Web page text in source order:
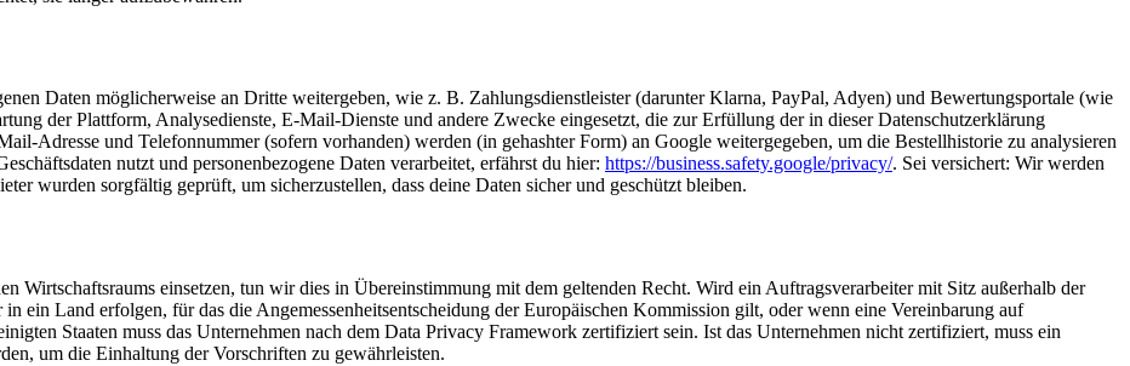
Daten möglicherweise an Dritte weitergeben, wie z. B. Zahlungsdienstleister (darunter Klarna, PayPal, Adyen) und Bewertungsportale (wie
der Plattform, Analysedienste, E-Mail-Dienste und andere Zwecke eingesetzt, die zur Erfüllung der in dieser Datenschutzerklärung
Adresse und Telefonnummer (sofern vorhanden) werden (in gehashter Form) an Google weitergegeben, um die Bestellhistorie zu analysieren
nutzt und personenbezogene Daten verarbeitet, erfährst du hier: https://business.safety.google/privacy/. Sei versichert: Wir werden
wurden sorgfältig geprüft, um sicherzustellen, dass deine Daten sicher und geschützt bleiben.
Wirtschaftsraums einsetzen, tun wir dies in Übereinstimmung mit dem geltenden Recht. Wird ein Auftragsverarbeiter mit Sitz außerhalb der
ein Land erfolgen, für das die Angemessenheitsentscheidung der Europäischen Kommission gilt, oder wenn eine Vereinbarung auf
Staaten muss das Unternehmen nach dem Data Privacy Framework zertifiziert sein. Ist das Unternehmen nicht zertifiziert, muss ein
um die Einhaltung der Vorschriften zu gewährleisten.